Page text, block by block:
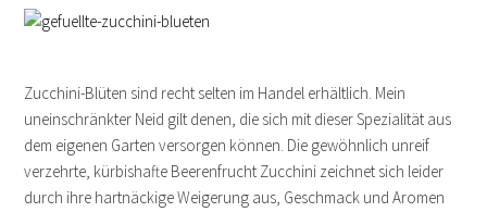
Zucchini-Blüten sind recht selten im Handel erhältlich. Mein
uneinschränkter Neid gilt denen, die sich mit dieser Spezialität aus
dem eigenen Garten versorgen können. Die gewöhnlich unreif
verzehrte, kürbishafte Beerenfrucht Zucchini zeichnet sich leider
durch ihre hartnäckige Weigerung aus, Geschmack und Aromen